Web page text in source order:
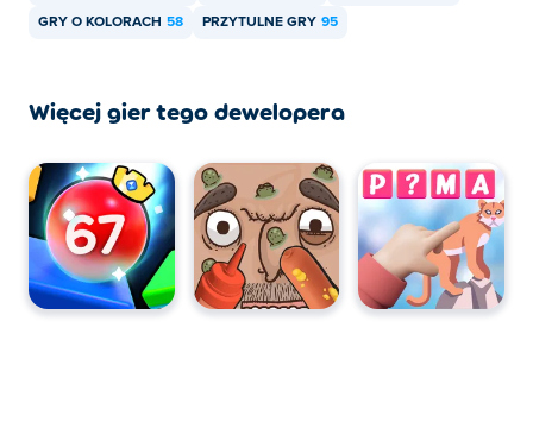
GRY O KOLORACH 58 PRZYTULNE GRY 95
Więcej gier tego dewelopera